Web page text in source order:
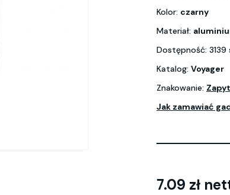
Kolor: czarny
Materiał:
Dostępność: 3139
Katalog: Voyager
Znakowanie:
Jak zamawiać
7.09 zł